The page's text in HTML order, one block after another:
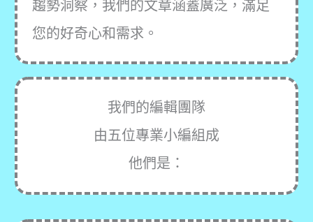
趨勢洞察，我們的文章涵蓋廣泛，滿足
您的好奇心和需求。
我們的編輯團隊
由五位專業小編組成
他們是：